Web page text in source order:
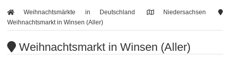
Weihnachtsmärkte in Deutschland
Niedersachsen
Weihnachtsmarkt in Winsen (Aller)
Weihnachtsmarkt in Winsen (Aller)